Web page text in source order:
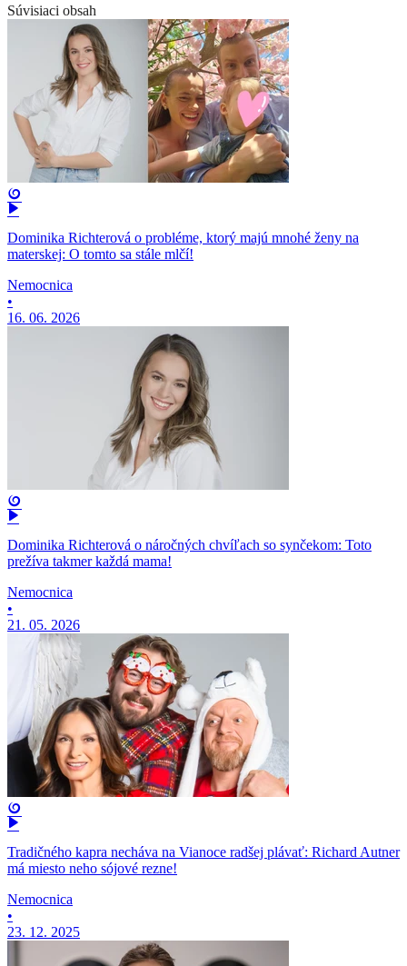
Súvisiaci obsah
Dominika Richterová o probléme, ktorý majú mnohé ženy na
materskej: O tomto sa stále mlčí!
Nemocnica
•
16. 06. 2026
Dominika Richterová o náročných chvíľach so synčekom: Toto
prežíva takmer každá mama!
Nemocnica
•
21. 05. 2026
Tradičného kapra necháva na Vianoce radšej plávať: Richard Autner
má miesto neho sójové rezne!
Nemocnica
•
23. 12. 2025